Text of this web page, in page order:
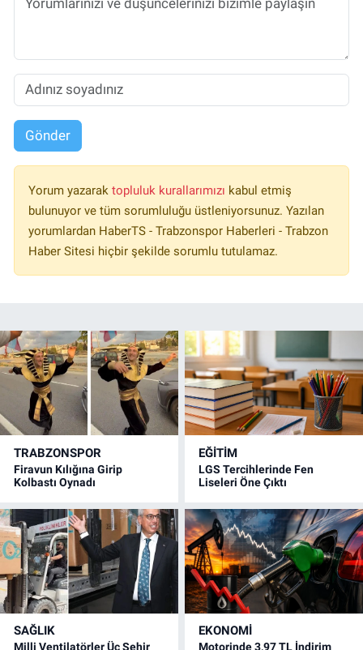
Gönder
Yorum yazarak topluluk kurallarımızı kabul etmiş
bulunuyor ve tüm sorumluluğu üstleniyorsunuz. Yazılan
yorumlardan HaberTS - Trabzonspor Haberleri - Trabzon
Haber Sitesi hiçbir şekilde sorumlu tutulamaz.
TRABZONSPOR
Firavun Kılığına Girip
Kolbastı Oynadı
EĞİTİM
LGS Tercihlerinde Fen
Liseleri Öne Çıktı
SAĞLIK
Milli Ventilatörler Üç Şehir
EKONOMİ
Motorinde 3,97 TL İndirim